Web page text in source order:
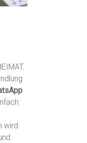
wird